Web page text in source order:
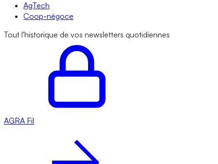
AgTech
Coop-négoce
Tout l'historique de vos newsletters quotidiennes
AGRA Fil